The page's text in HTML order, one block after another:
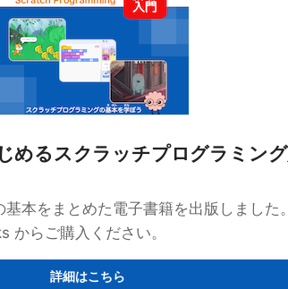
めるスクラッチプログラミン
本をまとめた電子書籍を出版しました
からご購入ください。
詳細はこちら